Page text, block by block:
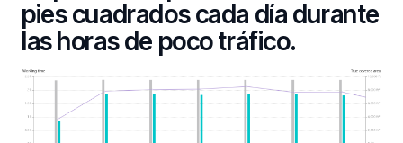
pies cuadrados cada día durante
las horas de poco tráfico.